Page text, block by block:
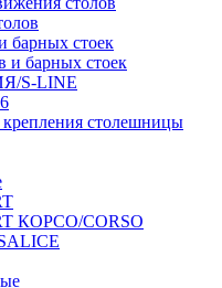
барных стоек
и барных стоек
S-LINE
столешницы
КОРСО/CORSO